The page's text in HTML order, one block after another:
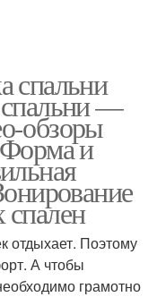
спальни
спальни —
обзоры
и
отдыхает. Поэтому
А чтобы
грамотно